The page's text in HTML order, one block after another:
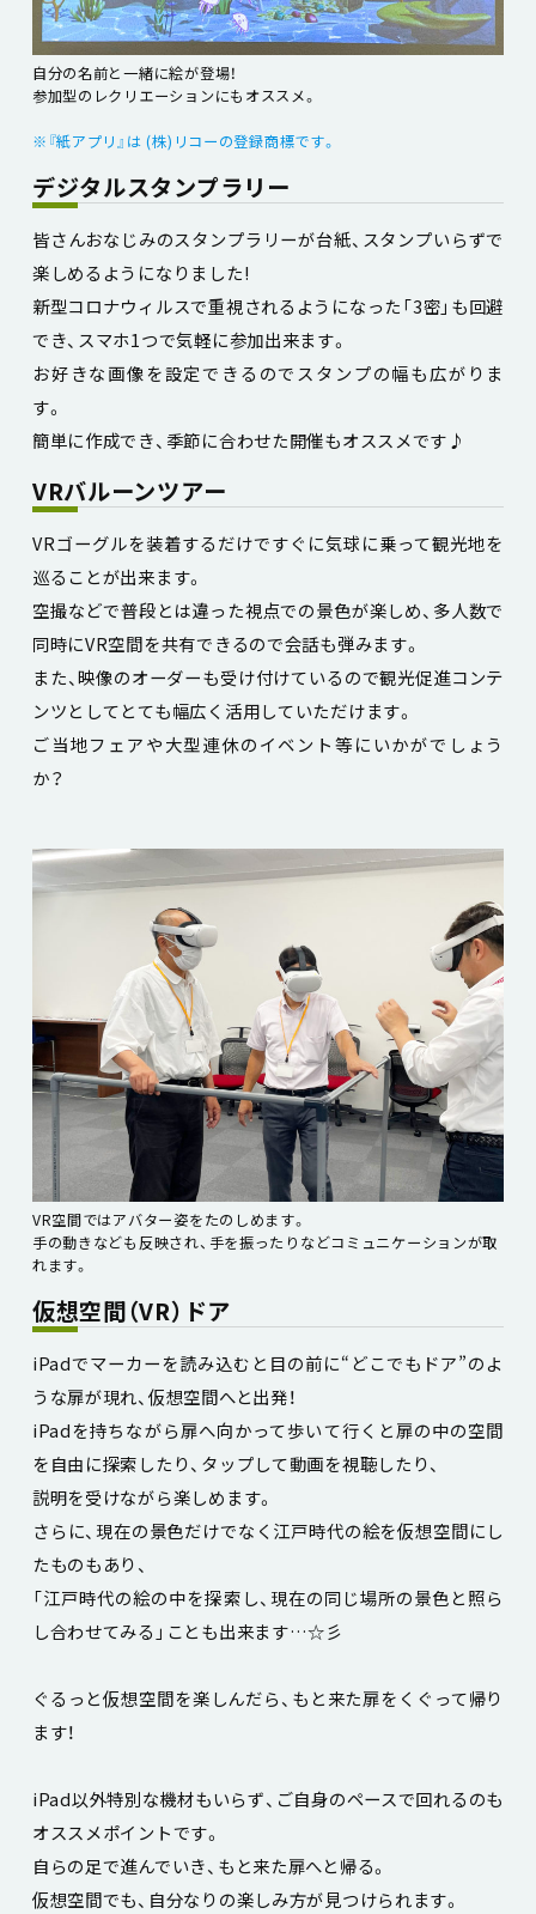
自分の名前と一緒に絵が登場！
参加型のレクリエーションにもオススメ。
※『紙アプリ』は (株)リコーの登録商標です。
デジタルスタンプラリー
皆さんおなじみのスタンプラリーが台紙、スタンプいらずで
楽しめるようになりました!
新型コロナウィルスで重視されるようになった「3密」も回避
でき、スマホ1つで気軽に参加出来ます。
お好きな画像を設定できるのでスタンプの幅も広がりま
す。
簡単に作成でき、季節に合わせた開催もオススメです♪
VRバルーンツアー
VRゴーグルを装着するだけですぐに気球に乗って観光地を
巡ることが出来ます。
空撮などで普段とは違った視点での景色が楽しめ、多人数で
同時にVR空間を共有できるので会話も弾みます。
また、映像のオーダーも受け付けているので観光促進コンテ
ンツとしてとても幅広く活用していただけます。
ご当地フェアや大型連休のイベント等にいかがでしょう
か？
VR空間ではアバター姿をたのしめます。
手の動きなども反映され、手を振ったりなどコミュニケーションが取
れます。
仮想空間（VR）ドア
iPadでマーカーを読み込むと目の前に“どこでもドア”のよ
うな扉が現れ、仮想空間へと出発！
iPadを持ちながら扉へ向かって歩いて行くと扉の中の空間
を自由に探索したり、タップして動画を視聴したり、
説明を受けながら楽しめます。
さらに、現在の景色だけでなく江戸時代の絵を仮想空間にし
たものもあり、
「江戸時代の絵の中を探索し、現在の同じ場所の景色と照ら
し合わせてみる」ことも出来ます…☆彡
ぐるっと仮想空間を楽しんだら、もと来た扉をくぐって帰り
ます！
iPad以外特別な機材もいらず、ご自身のペースで回れるのも
オススメポイントです。
自らの足で進んでいき、もと来た扉へと帰る。
仮想空間でも、自分なりの楽しみ方が見つけられます。